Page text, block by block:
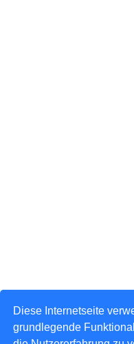
Diese Internetseite
grundlegende